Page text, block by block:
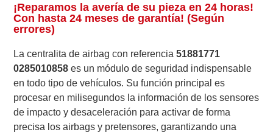
¡Reparamos la avería de su pieza en 24 horas!
Con hasta 24 meses de garantía! (Según
errores)
La centralita de airbag con referencia51881771
0285010858 es un módulo de seguridad indispensable
en todo tipo de vehículos. Su función principal es
procesar en milisegundos la información de los sensores
de impacto y desaceleración para activar de forma
precisa los airbags y pretensores, garantizando una